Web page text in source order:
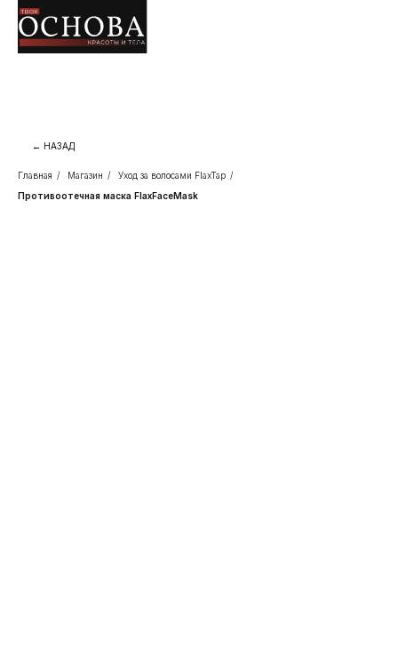
← НАЗАД
Главная / Магазин / Уход за волосами FlaxTap /
Противоотечная маска FlaxFaceMask